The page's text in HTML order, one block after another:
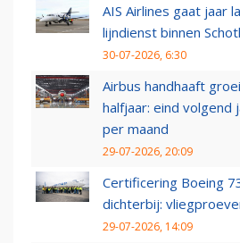
AIS Airlines gaat jaar
lijndienst binnen
30-07-2026, 6:30
Airbus handhaaft
halfjaar: eind volgend
per maand
29-07-2026, 20:09
Certificering Boeing
dichterbij:
29-07-2026, 14:09